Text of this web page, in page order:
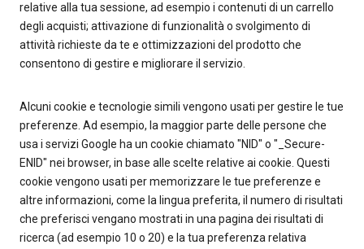
relative alla tua sessione, ad esempio i contenuti di un carrello
degli acquisti; attivazione di funzionalità o svolgimento di
attività richieste da te e ottimizzazioni del prodotto che
consentono di gestire e migliorare il servizio.
Alcuni cookie e tecnologie simili vengono usati per gestire le tue
preferenze. Ad esempio, la maggior parte delle persone che
usa i servizi Google ha un cookie chiamato "NID" o "_Secure-
ENID" nei browser, in base alle scelte relative ai cookie. Questi
cookie vengono usati per memorizzare le tue preferenze e
altre informazioni, come la lingua preferita, il numero di risultati
che preferisci vengano mostrati in una pagina dei risultati di
ricerca (ad esempio 10 o 20) e la tua preferenza relativa